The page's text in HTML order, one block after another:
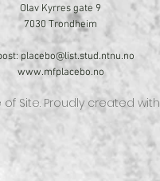
Olav Kyrres gate 9
7030 Trondheim
placebo@list.stud.ntnu.no
www.mfplacebo.no
Site. Proudly created with